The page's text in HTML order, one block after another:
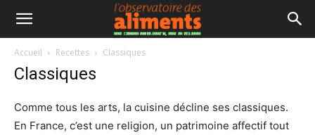
Accueil Recettes Classiques
Classiques
Comme tous les arts, la cuisine décline ses classiques.
En France, c’est une religion, un patrimoine affectif tout